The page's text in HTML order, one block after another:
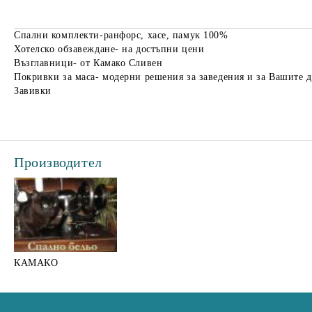
Спални комплекти-ранфорс, хасе, памук 100%
Хотелско обзавеждане- на достъпни цени
Възглавници- от Камако Сливен
Покривки за маса- модерни решения за заведения и за Вашите
Завивки
Производител
КАМАКО